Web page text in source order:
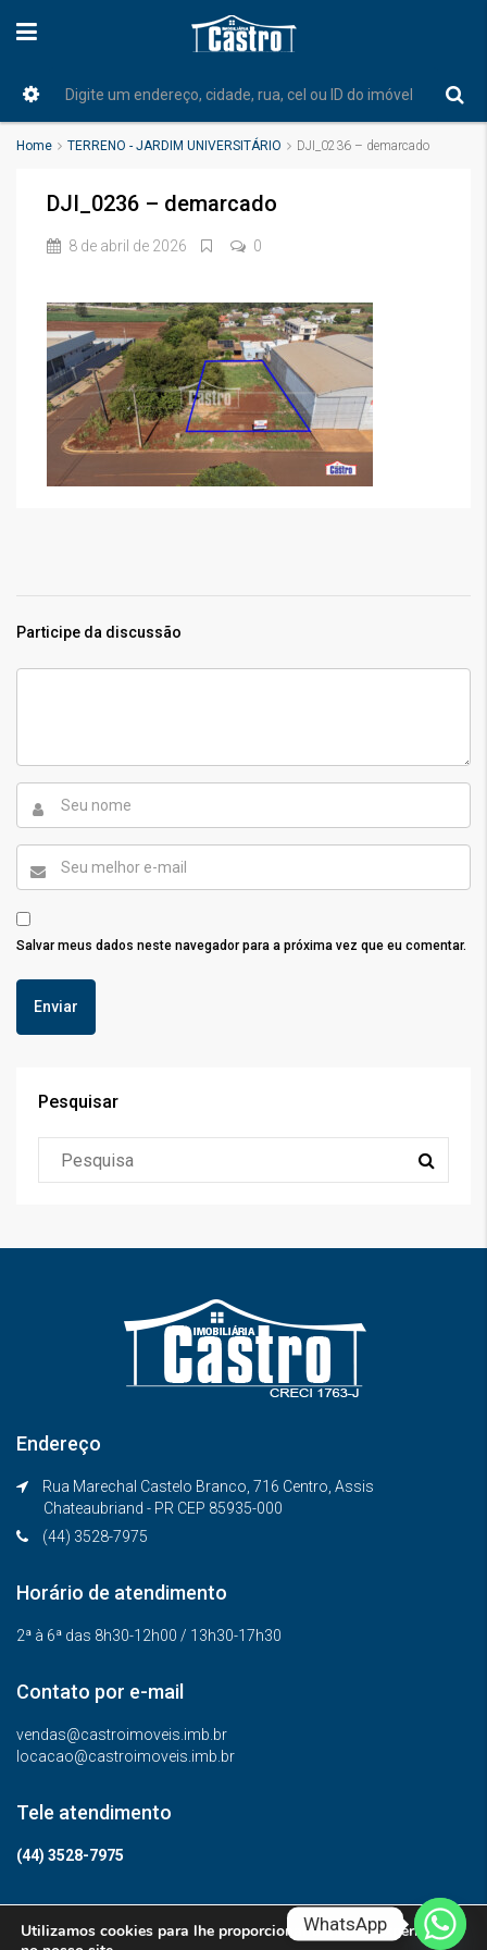
Home TERRENO - JARDIM UNIVERSITÁRIO DJI_0236 – demarcado
DJI_0236 – demarcado
8 de abril de 2026 0
Participe da discussão
Salvar meus dados neste navegador para a próxima vez que eu comentar.
Pesquisar
Endereço
Rua Marechal Castelo Branco, 716 Centro, Assis
Chateaubriand - PR CEP 85935-000
(44) 3528-7975
Horário de atendimento
2ª à 6ª das 8h30-12h00 / 13h30-17h30
Contato por e-mail
vendas@castroimoveis.imb.br
locacao@castroimoveis.imb.br
Tele atendimento
(44) 3528-7975
© Todos os direitos reservados.
Utilizamos cookies para lhe proporcionar a melhor experiência
WhatsApp